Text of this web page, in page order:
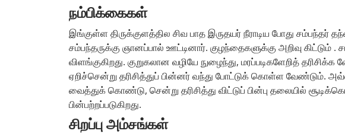
நம்பிக்கைகள்
இங்குள்ள திருக்குளத்தில சிவ பாத இருதயர் நீராடிய போது
சம்பந்தருக்கு ஞானப்பால் ஊட்டினார். குழந்தைகளுக்கு அறிவு கிட்டும்
விளங்குகிறது. குறுகலான வழியே நுழைந்து, மரப்படிகளேறித்
ஏறிச்சென்று தரிசித்துப் பின்னர் வந்து போட்டுக் கொள்ள வேண்டும்.
வைத்துக் கொண்டு, சென்று தரிசித்து விட்டுப் பின்பு தலையில்
பின்பற்றப்படுகிறது.
சிறப்பு அம்சங்கள்